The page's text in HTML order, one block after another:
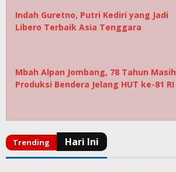
Indah Guretno, Putri Kediri yang Jadi
Libero Terbaik Asia Tenggara
Mbah Alpan Jombang, 78 Tahun Masih
Produksi Bendera Jelang HUT ke-81 RI